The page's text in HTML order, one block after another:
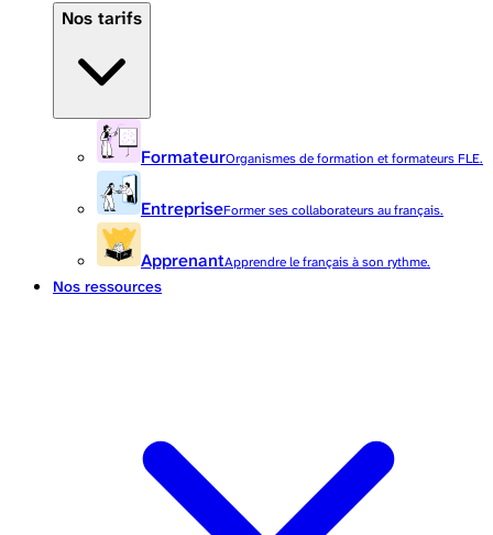
Nos tarifs
FormateurOrganismes de formation et formateurs FLE.
EntrepriseFormer ses collaborateurs au français.
ApprenantApprendre le français à son rythme.
Nos ressources